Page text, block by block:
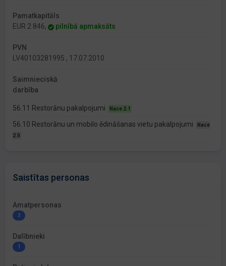
Pamatkapitāls
EUR 2 846,
pilnībā apmaksāts
PVN
LV40103281995 , 17.07.2010
Saimnieciskā
darbība
56.11 Restorānu pakalpojumi Nace 2.1
56.10 Restorānu un mobilo ēdināšanas vietu pakalpojumi
Nace
2.0
Saistītas personas
Amatpersonas
3
Dalībnieki
1